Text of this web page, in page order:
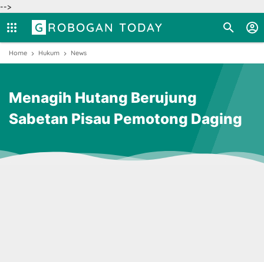
-->
GROBOGAN TODAY
Home Hukum News
Menagih Hutang Berujung
Sabetan Pisau Pemotong Daging